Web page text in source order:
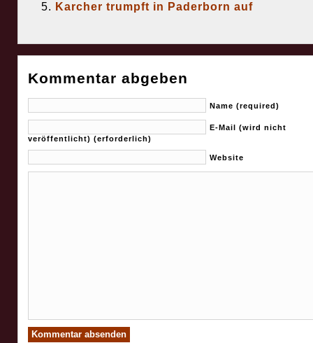
Karcher trumpft in Paderborn auf
Kommentar abgeben
Name (required)
E-Mail (wird nicht
veröffentlicht) (erforderlich)
Website